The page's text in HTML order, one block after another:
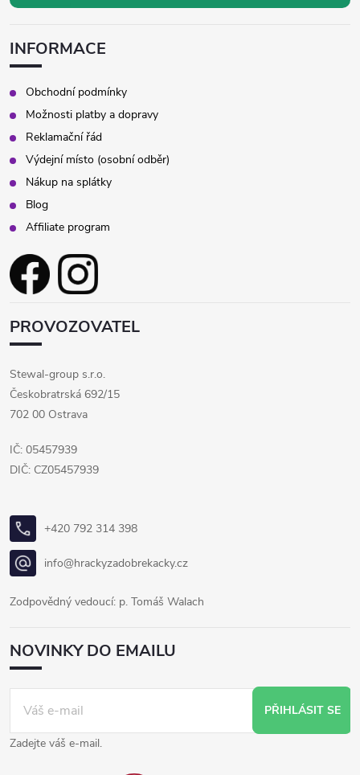
INFORMACE
Obchodní podmínky
Možnosti platby a dopravy
Reklamační řád
Výdejní místo (osobní odběr)
Nákup na splátky
Blog
Affiliate program
PROVOZOVATEL
Stewal-group s.r.o.
Českobratrská 692/15
702 00 Ostrava
IČ: 05457939
DIČ: CZ05457939
+420 792 314 398
info@hrackyzadobrekacky.cz
Zodpovědný vedoucí: p. Tomáš Walach
NOVINKY DO EMAILU
PŘIHLÁSIT SE
Zadejte váš e-mail.